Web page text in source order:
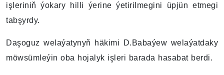
işleriniň ýokary hilli ýerine ýetirilmegini üpjün etmegi
tabşyrdy.
Daşoguz welaýatynyň häkimi D.Babaýew welaýatdaky
möwsümleýin oba hojalyk işleri barada hasabat berdi.